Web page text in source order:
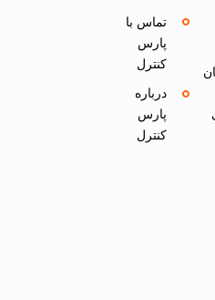
تماس با
پارس
کنترل
درباره
پارس
کنترل